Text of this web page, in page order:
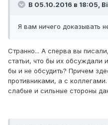
В 05.10.2016 в 18:05,
Я вам ничего доказывать
Странно... А сперва вы
статьи, что бы их обсуждали
бы и не обсудить? Причем
противниками, а с
слабые и сильные стороны